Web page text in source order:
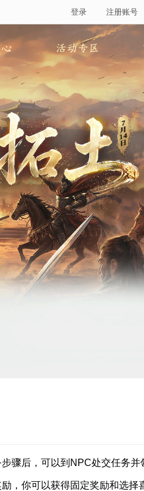
登录 注册账号
后，可以到NPC处交任务并
你可以获得固定奖励和选择